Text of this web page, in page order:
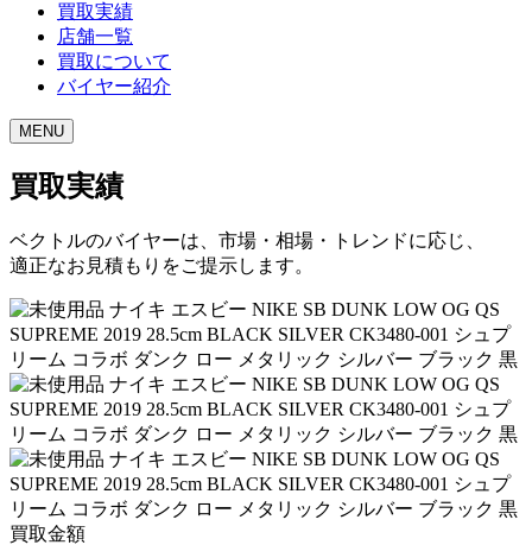
買取実績
店舗一覧
買取について
バイヤー紹介
MENU
買取実績
ベクトルのバイヤーは、市場・相場・トレンドに応じ、
適正なお見積もりをご提示します。
買取金額